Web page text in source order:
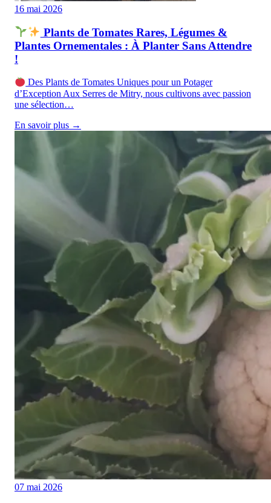
16 mai 2026
Plants de Tomates Rares, Légumes &
Plantes Ornementales : À Planter Sans Attendre
!
Des Plants de Tomates Uniques pour un Potager
d’Exception Aux Serres de Mitry, nous cultivons avec passion
une sélection…
En savoir plus →
07 mai 2026